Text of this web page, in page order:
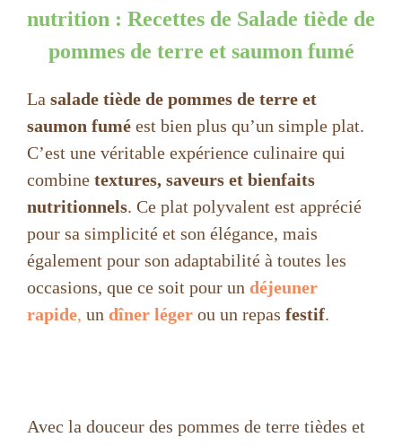
nutrition : Recettes de Salade tiède de
pommes de terre et saumon fumé
La salade tiède de pommes de terre et
saumon fumé est bien plus qu’un simple plat.
C’est une véritable expérience culinaire qui
combine textures, saveurs et bienfaits
nutritionnels. Ce plat polyvalent est apprécié
pour sa simplicité et son élégance, mais
également pour son adaptabilité à toutes les
occasions, que ce soit pour un déjeuner
rapide, un dîner léger ou un repas festif.
Avec la douceur des pommes de terre tièdes et